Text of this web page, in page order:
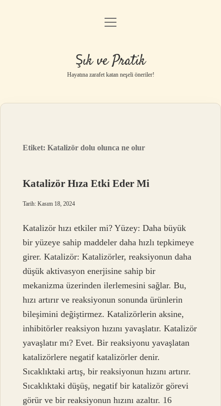
Anasayfa
Yasal Uyarı
menüyü
Şık ve Pratik
Hayatına zarafet katan neşeli öneriler!
Etiket:Katalizör dolu olunca ne olur
Katalizör Hıza Etki Eder Mi
Tarih: Kasım 18, 2024
Katalizör hızı etkiler mi? Yüzey: Daha büyük
bir yüzeye sahip maddeler daha hızlı tepkimeye
girer. Katalizör: Katalizörler, reaksiyonun daha
düşük aktivasyon enerjisine sahip bir
mekanizma üzerinden ilerlemesini sağlar. Bu,
hızı artırır ve reaksiyonun sonunda ürünlerin
bileşimini değiştirmez. Katalizörlerin aksine,
inhibitörler reaksiyon hızını yavaşlatır. Katalizör
yavaşlatır mı? Evet. Bir reaksiyonu yavaşlatan
katalizörlere negatif katalizörler denir.
Sıcaklıktaki artış, bir reaksiyonun hızını artırır.
Sıcaklıktaki düşüş, negatif bir katalizör görevi
görür ve bir reaksiyonun hızını azaltır. 16